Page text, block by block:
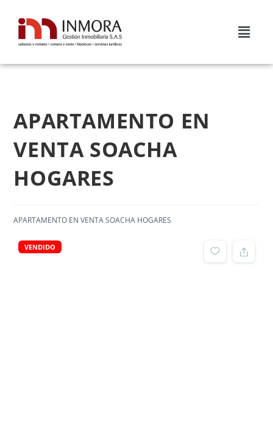
APARTAMENTO EN
VENTA SOACHA
HOGARES
APARTAMENTO EN VENTA SOACHA HOGARES
VENDIDO